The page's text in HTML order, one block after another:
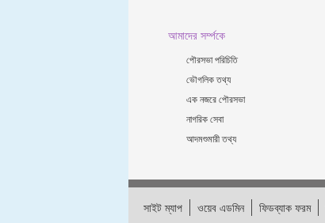
আমাদের সর্ম্পকে
পৌরসভা পরিচিতি
ভৌগলিক তথ্য
এক নজরে পৌরসভা
নাগরিক সেবা
আদমশুমারী তথ্য
সাইট ম্যাপ ওয়েব এডমিন ফিডব্যাক ফরম